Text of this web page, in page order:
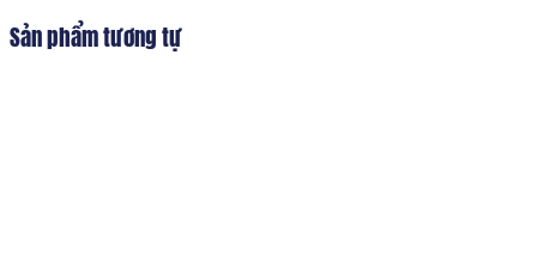
Sản phẩm tương tự